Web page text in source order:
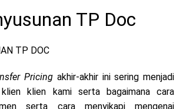
TP Doc
TP DOC
Pricing akhir-akhir ini sering menjadi
klien kami serta bagaimana cara
serta cara menyikapi mengenai